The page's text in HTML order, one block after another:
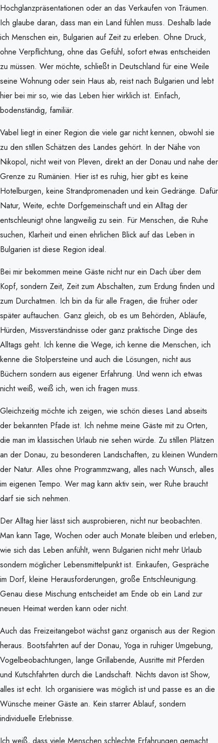
Hochglanzpräsentationen oder an das Verkaufen von Träumen.
Ich glaube daran, dass man ein Land fühlen muss. Deshalb lade
ich Menschen ein, Bulgarien auf Zeit zu erleben. Ohne Druck,
ohne Verpflichtung, ohne das Gefühl, sofort etwas entscheiden
zu müssen. Wer möchte, schließt in Deutschland für eine Weile
seine Wohnung oder sein Haus ab, reist nach Bulgarien und lebt
hier bei mir so, wie das Leben hier wirklich ist. Einfach,
bodenständig, familiär.
Vabel liegt in einer Region die viele gar nicht kennen, obwohl sie
zu den stillen Schätzen des Landes gehört. In der Nähe von
Nikopol, nicht weit von Pleven, direkt an der Donau und nahe der
Grenze zu Rumänien. Hier ist es ruhig, hier gibt es keine
Hotelburgen, keine Strandpromenaden und kein Gedränge. Dafür
Natur, Weite, echte Dorfgemeinschaft und ein Alltag der
entschleunigt ohne langweilig zu sein. Für Menschen, die Ruhe
suchen, Klarheit und einen ehrlichen Blick auf das Leben in
Bulgarien ist diese Region ideal.
Bei mir bekommen meine Gäste nicht nur ein Dach über dem
Kopf, sondern Zeit, Zeit zum Abschalten, zum Erdung finden und
zum Durchatmen. Ich bin da für alle Fragen, die früher oder
später auftauchen. Ganz gleich, ob es um Behörden, Abläufe,
Hürden, Missverständnisse oder ganz praktische Dinge des
Alltags geht. Ich kenne die Wege, ich kenne die Menschen, ich
kenne die Stolpersteine und auch die Lösungen, nicht aus
Büchern sondern aus eigener Erfahrung. Und wenn ich etwas
nicht weiß, weiß ich, wen ich fragen muss.
Gleichzeitig möchte ich zeigen, wie schön dieses Land abseits
der bekannten Pfade ist. Ich nehme meine Gäste mit zu Orten,
die man im klassischen Urlaub nie sehen würde. Zu stillen Plätzen
an der Donau, zu besonderen Landschaften, zu kleinen Wundern
der Natur. Alles ohne Programmzwang, alles nach Wunsch, alles
im eigenen Tempo. Wer mag kann aktiv sein, wer Ruhe braucht
darf sie sich nehmen.
Der Alltag hier lässt sich ausprobieren, nicht nur beobachten.
Man kann Tage, Wochen oder auch Monate bleiben und erleben,
wie sich das Leben anfühlt, wenn Bulgarien nicht mehr Urlaub
sondern möglicher Lebensmittelpunkt ist. Einkaufen, Gespräche
im Dorf, kleine Herausforderungen, große Entschleunigung.
Genau diese Mischung entscheidet am Ende ob ein Land zur
neuen Heimat werden kann oder nicht.
Auch das Freizeitangebot wächst ganz organisch aus der Region
heraus. Bootsfahrten auf der Donau, Yoga in ruhiger Umgebung,
Vogelbeobachtungen, lange Grillabende, Ausritte mit Pferden
und Kutschfahrten durch die Landschaft. Nichts davon ist Show,
alles ist echt. Ich organisiere was möglich ist und passe es an die
Wünsche meiner Gäste an. Kein starrer Ablauf, sondern
individuelle Erlebnisse.
Ich weiß, dass viele Menschen schlechte Erfahrungen gemacht